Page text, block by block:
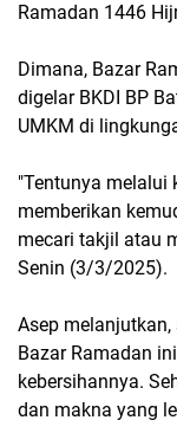
Ramadan 1446
Dimana, Bazar
digelar BKDI BP
UMKM di
"Tentunya
memberikan
mecari takjil atau
Senin (3/3/2025).
Asep
Bazar Ramadan
kebersihannya.
dan makna yang